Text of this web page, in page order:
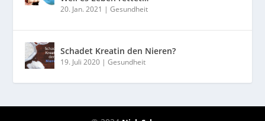
20. Jan. 2021 |Gesundheit
Schadet Kreatin den Nieren?
19. Juli 2020 |Gesundheit